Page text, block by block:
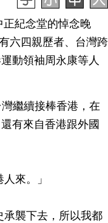
正紀念堂的悼念晚
六四親歷者、台灣跨
動領袖周永康等人
繼續接棒香港，在
有來自香港跟外國
來。」
襲下去，所以我都